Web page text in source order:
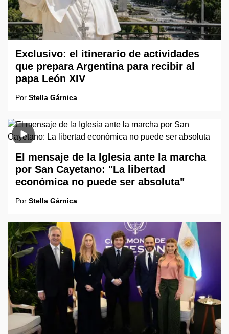
Exclusivo: el itinerario de actividades
que prepara Argentina para recibir al
papa León XIV
Por Stella Gárnica
El mensaje de la Iglesia ante la marcha
por San Cayetano: "La libertad
económica no puede ser absoluta"
Por Stella Gárnica